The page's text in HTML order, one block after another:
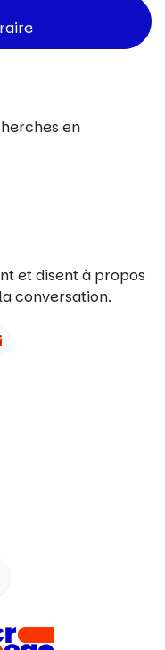
en
et disent à propos
conversation.